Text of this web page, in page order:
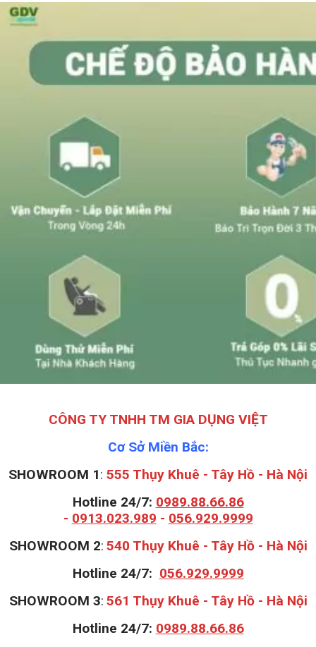
CÔNG TY TNHH TM GIA DỤNG VIỆT
Cơ Sở Miền Bắc:
SHOWROOM 1: 555 Thụy Khuê - Tây Hồ - Hà Nội
Hotline 24/7: 0989.88.66.86
- 0913.023.989 - 056.929.9999
SHOWROOM 2: 540 Thụy Khuê - Tây Hồ - Hà Nội
Hotline 24/7: 056.929.9999
SHOWROOM 3: 561 Thụy Khuê - Tây Hồ - Hà Nội
Hotline 24/7: 0989.88.66.86